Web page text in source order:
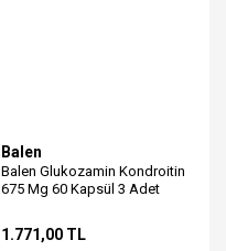
Balen
Balen Glukozamin Kondroitin
675 Mg 60 Kapsül 3 Adet
1.771,00 TL